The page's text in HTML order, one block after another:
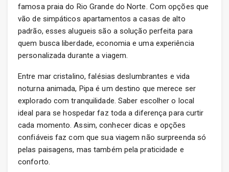
famosa praia do Rio Grande do Norte. Com opções que
vão de simpáticos apartamentos a casas de alto
padrão, esses alugueis são a solução perfeita para
quem busca liberdade, economia e uma experiência
personalizada durante a viagem.
Entre mar cristalino, falésias deslumbrantes e vida
noturna animada, Pipa é um destino que merece ser
explorado com tranquilidade. Saber escolher o local
ideal para se hospedar faz toda a diferença para curtir
cada momento. Assim, conhecer dicas e opções
confiáveis faz com que sua viagem não surpreenda só
pelas paisagens, mas também pela praticidade e
conforto.